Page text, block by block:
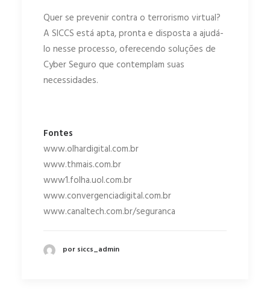
Quer se prevenir contra o terrorismo virtual?
A SICCS está apta, pronta e disposta a ajudá-
lo nesse processo, oferecendo soluções de
Cyber Seguro que contemplam suas
necessidades.
Fontes
www.olhardigital.com.br
www.thmais.com.br
www1.folha.uol.com.br
www.convergenciadigital.com.br
www.canaltech.com.br/seguranca
por siccs_admin